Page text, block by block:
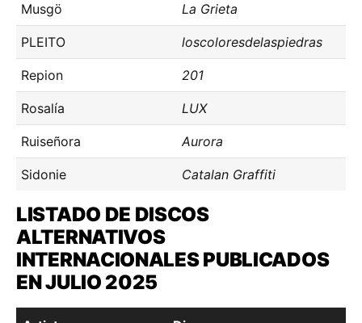
Musgö La Grieta
PLEITO loscoloresdelaspiedras
Repion 201
Rosalía LUX
Ruiseñora Aurora
Sidonie Catalan Graffiti
LISTADO DE DISCOS
ALTERNATIVOS
INTERNACIONALES PUBLICADOS
EN JULIO 2025